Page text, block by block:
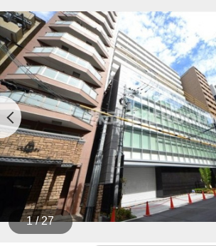
1 / 27